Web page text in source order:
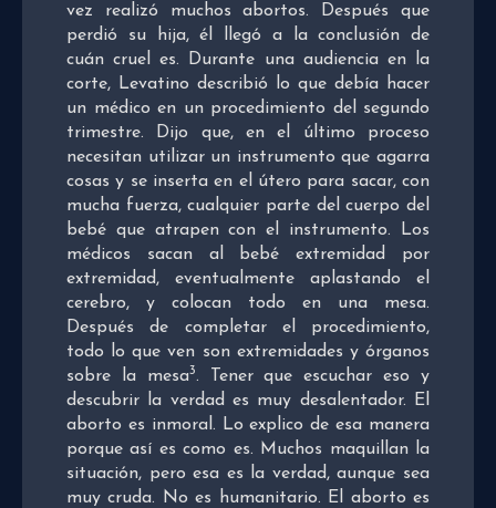
vez realizó muchos abortos. Después que
perdió su hija, él llegó a la conclusión de
cuán cruel es. Durante una audiencia en la
corte, Levatino describió lo que debía hacer
un médico en un procedimiento del segundo
trimestre. Dijo que, en el último proceso
necesitan utilizar un instrumento que agarra
cosas y se inserta en el útero para sacar, con
mucha fuerza, cualquier parte del cuerpo del
bebé que atrapen con el instrumento. Los
médicos sacan al bebé extremidad por
extremidad, eventualmente aplastando el
cerebro, y colocan todo en una mesa.
Después de completar el procedimiento,
todo lo que ven son extremidades y órganos
sobre la mesa3. Tener que escuchar eso y
descubrir la verdad es muy desalentador. El
aborto es inmoral. Lo explico de esa manera
porque así es como es. Muchos maquillan la
situación, pero esa es la verdad, aunque sea
muy cruda. No es humanitario. El aborto es